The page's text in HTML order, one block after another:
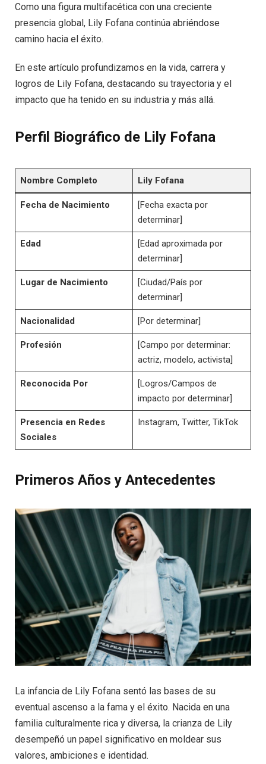
Como una figura multifacética con una creciente
presencia global, Lily Fofana continúa abriéndose
camino hacia el éxito.
En este artículo profundizamos en la vida, carrera y
logros de Lily Fofana, destacando su trayectoria y el
impacto que ha tenido en su industria y más allá.
Perfil Biográfico de Lily Fofana
Nombre Completo Lily Fofana
Fecha de Nacimiento
[Fecha exacta por
determinar]
Edad
[Edad aproximada por
determinar]
Lugar de Nacimiento
[Ciudad/País por
determinar]
Nacionalidad [Por determinar]
Profesión
[Campo por determinar:
actriz, modelo, activista]
Reconocida Por
[Logros/Campos de
impacto por determinar]
Presencia en Redes
Sociales
Instagram, Twitter, TikTok
Primeros Años y Antecedentes
La infancia de Lily Fofana sentó las bases de su
eventual ascenso a la fama y el éxito. Nacida en una
familia culturalmente rica y diversa, la crianza de Lily
desempeñó un papel significativo en moldear sus
valores, ambiciones e identidad.